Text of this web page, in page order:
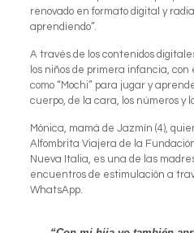
renovado en formato digital y
aprendiendo”.
A través de los contenidos
los niños de primera infancia,
como “Mochi” para jugar y
cuerpo, de la cara, los números y
Mónica, mamá de Jazmín (4),
Alfombrita Viajera de la
Nueva Italia, es una de las
encuentros de estimulación a
WhatsApp.